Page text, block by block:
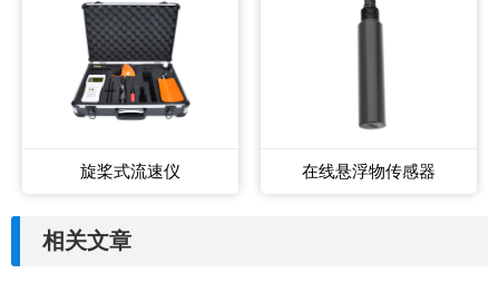
旋桨式流速仪 在线悬浮物传感器
相关文章